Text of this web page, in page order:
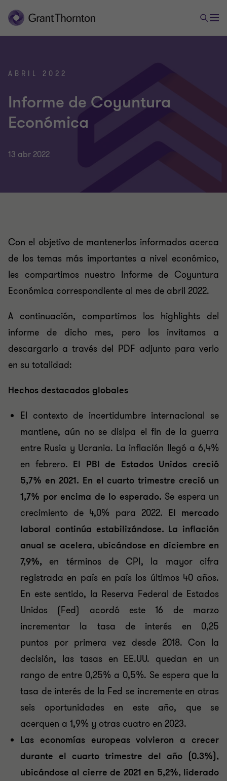
ABRIL 2022
Informe de Coyuntura
Económica
13 abr 2022
Con el objetivo de mantenerlos informados acerca
de los temas más importantes a nivel económico,
les compartimos nuestro Informe de Coyuntura
Económica correspondiente al mes de abril 2022.
A continuación, compartimos los highlights del
informe de dicho mes, pero los invitamos a
descargarlo a través del PDF adjunto para verlo
en su totalidad:
Hechos destacados globales
El contexto de incertidumbre internacional se
mantiene, aún no se disipa el fin de la guerra
entre Rusia y Ucrania. La inflación llegó a 6,4%
en febrero. El PBI de Estados Unidos creció
5,7% en 2021. En el cuarto trimestre creció un
1,7% por encima de lo esperado. Se espera un
crecimiento de 4,0% para 2022. El mercado
laboral continúa estabilizándose. La inflación
anual se acelera, ubicándose en diciembre en
7,9%, en términos de CPI, la mayor cifra
registrada en país en país los últimos 40 años.
En este sentido, la Reserva Federal de Estados
Unidos (Fed) acordó este 16 de marzo
incrementar la tasa de interés en 0,25
puntos por primera vez desde 2018. Con la
decisión, las tasas en EE.UU. quedan en un
rango de entre 0,25% a 0,5%. Se espera que la
tasa de interés de la Fed se incremente en otras
seis oportunidades en este año, que se
acerquen a 1,9% y otras cuatro en 2023.
Las economías europeas volvieron a crecer
durante el cuarto trimestre del año (0.3%),
ubicándose al cierre de 2021 en 5,2%, liderado